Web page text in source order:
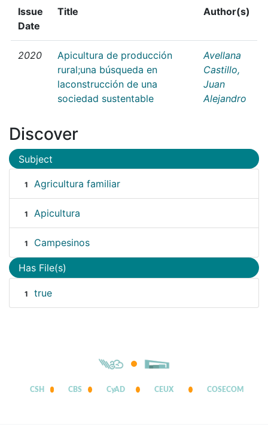
Issue
Date
Title Author(s)
2020
Apicultura de producción
rural;una búsqueda en
laconstrucción de una
sociedad sustentable
Avellana
Castillo,
Juan
Alejandro
Discover
Subject
1 Agricultura familiar
1 Apicultura
1 Campesinos
Has File(s)
1 true
CSH CBS CyAD CEUX COSECOM